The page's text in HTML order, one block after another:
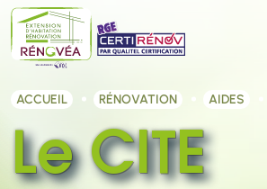
ACCUEIL RÉNOVATION AIDES
Le CITE